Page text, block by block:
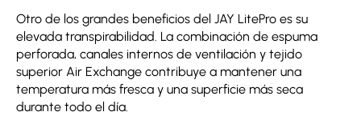
Otro de los grandes beneficios del JAY LitePro es su
elevada transpirabilidad. La combinación de espuma
perforada, canales internos de ventilación y tejido
superior Air Exchange contribuye a mantener una
temperatura más fresca y una superficie más seca
durante todo el día.